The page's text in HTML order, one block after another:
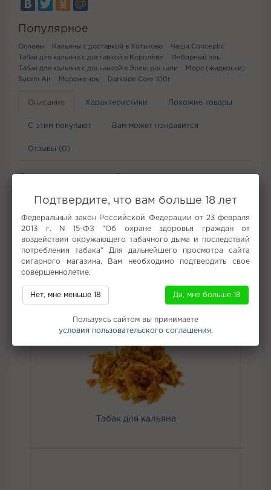
Популярное
Основы Кальяны с доставкой в Хотьково
Чаши Conceptic
Табак для кальяна с доставкой в Королёве
Имбирный эль
Табак для кальяна с доставкой в Электростали
Морс (жидкости)
Suorin Air
Мороженое Darkside Core 100г
Описание Характеристики Похожие товары
С этим покупают Вам может понравится
Отзывы (0)
дыни, в котором можно уловить медовые нотки, цветочные
оттенки и карамельные отголоски вкусов
Вкус: Груша, Дыня
Все вкусы табака (смеси) для кальяна
Не забудьте купить
Табак для кальяна
Подтвердите, что вам больше 18 лет
Федеральный закон Российской Федерации от 23 февраля
2013 г. N 15-ФЗ "Об охране здоровья граждан от
воздействия окружающего табачного дыма и последствий
потребления табака" Для дальнейшего просмотра сайта
сигарного магазина, Вам необходимо подтвердить свое
совершеннолетие.
Нет, мне меньше 18 Да, мне больше 18
Пользуясь сайтом вы принимаете
условия пользовательского соглашения.